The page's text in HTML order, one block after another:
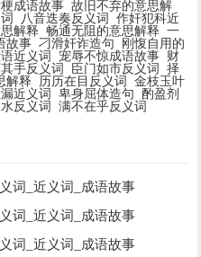
成语故事 故旧不弃的意思解
八音迭奏反义词
作奸犯科近
解释 畅通无阻的意思解释
一
故事 刁滑奸诈造句
刚愎自用的
近义词 宠辱不惊成语故事 财
手反义词 臣门如市反义词
择
解释 历历在目反义词
金枝玉叶
近义词 卑身屈体造句
酌盈剂
反义词 满不在乎反义词
词_近义词_成语故事
词_近义词_成语故事
词_近义词_成语故事